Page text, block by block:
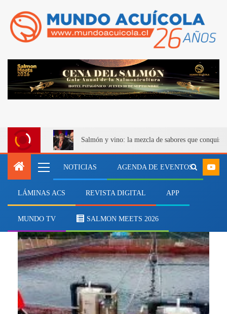
Salmón y vino: la mezcla de sabores que
NOTICIAS AGENDA DE EVENTOS
LÁMINAS ACS REVISTA DIGITAL APP
MUNDO TV SALMON MEETS 2026
Tecnología de punta